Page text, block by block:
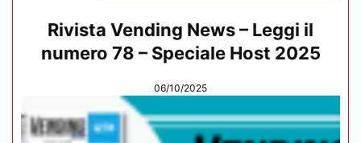
Rivista Vending News – Leggi il
numero 78 – Speciale Host 2025
06/10/2025